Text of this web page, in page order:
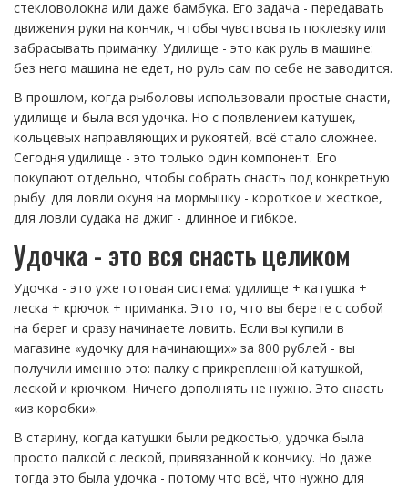
стекловолокна или даже бамбука. Его задача - передавать
движения руки на кончик, чтобы чувствовать поклевку или
забрасывать приманку. Удилище - это как руль в машине:
без него машина не едет, но руль сам по себе не заводится.
В прошлом, когда рыболовы использовали простые снасти,
удилище и была вся удочка. Но с появлением катушек,
кольцевых направляющих и рукоятей, всё стало сложнее.
Сегодня удилище - это только один компонент. Его
покупают отдельно, чтобы собрать снасть под конкретную
рыбу: для ловли окуня на мормышку - короткое и жесткое,
для ловли судака на джиг - длинное и гибкое.
Удочка - это вся снасть целиком
Удочка - это уже готовая система: удилище + катушка +
леска + крючок + приманка. Это то, что вы берете с собой
на берег и сразу начинаете ловить. Если вы купили в
магазине «удочку для начинающих» за 800 рублей - вы
получили именно это: палку с прикрепленной катушкой,
леской и крючком. Ничего дополнять не нужно. Это снасть
«из коробки».
В старину, когда катушки были редкостью, удочка была
просто палкой с леской, привязанной к кончику. Но даже
тогда это была удочка - потому что всё, что нужно для